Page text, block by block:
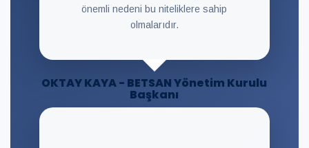
önemli nedeni bu niteliklere sahip
olmalarıdır.
OKTAY KAYA - BETSAN Yönetim Kurulu
Başkanı